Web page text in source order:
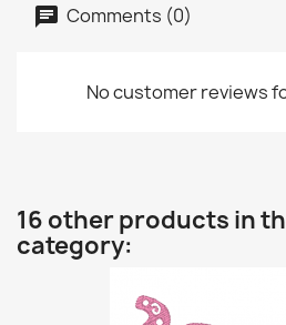
Comments (0)
No customer reviews
16 other products in
category: